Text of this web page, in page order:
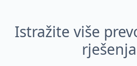
Istražite više
rješenja